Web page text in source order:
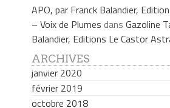
APO, par Franck Balandier,
– Voix de Plumes dans Gazoline
Balandier, Editions Le Castor
ARCHIVES
janvier 2020
février 2019
octobre 2018